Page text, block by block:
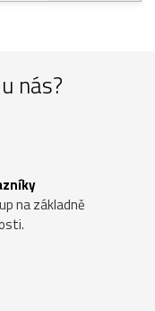
nás?
na základně